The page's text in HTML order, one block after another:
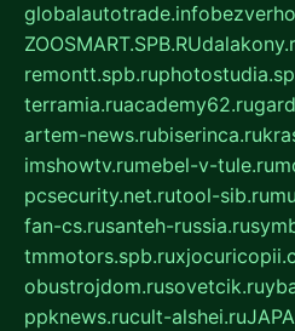
globalautotrade.info
ZOOSMART.SPB.RU
remontt.spb.ru
terramia.ruacademy62.ru
artem-news.rubiserinca.ru
imshowtv.rumebel-v-tule.ru
pcsecurity.net.rutool-sib.ru
fan-cs.rusanteh-russia.ru
tmmotors.spb.ru
obustrojdom.rusovetcik.ru
ppknews.rucult-alshei.ru